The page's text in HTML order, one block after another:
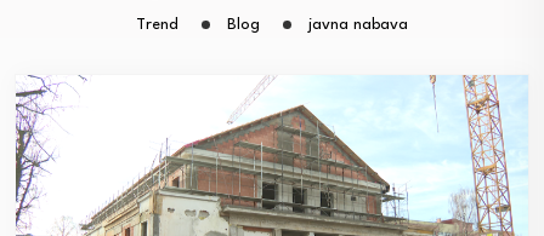
Trend Blog javna nabava